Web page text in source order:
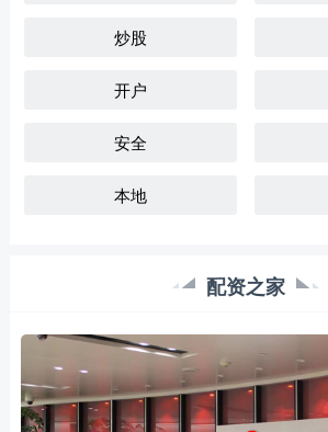
炒股
开户
安全
本地
配资之家